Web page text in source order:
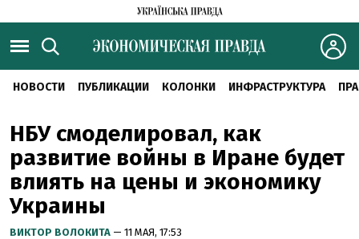
НОВОСТИ ПУБЛИКАЦИИ КОЛОНКИ ИНФРАСТРУКТУРА
НБУ смоделировал, как
развитие войны в Иране будет
влиять на цены и экономику
Украины
ВИКТОР ВОЛОКИТА — 11 МАЯ, 17:53